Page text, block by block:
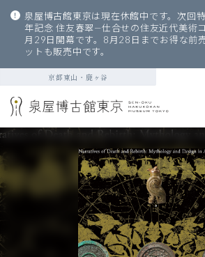
泉屋博古館東京は現在休館中です。次回
年記念 住友春翠—仕合せの住友近代美術
月29日開幕です。8月28日までお得な前
ットも販売中です。
京都東山・鹿ヶ谷